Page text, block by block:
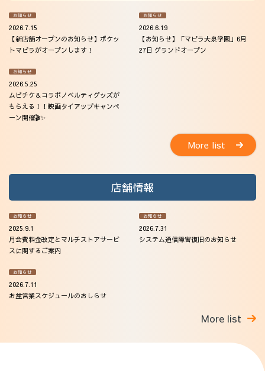
お知らせ
2026.7.15
【新店舗オープンのお知らせ】ポケッ
トマピラがオープンします！
お知らせ
2026.6.19
【お知らせ】「マピラ大泉学園」6月
27日 グランドオープン
お知らせ
2026.5.25
ムビチケ＆コラボノベルティグッズが
もらえる！！映画タイアップキャンペ
ーン開催🎬✨
More list
店舗情報
お知らせ
2025.9.1
月会費料金改定とマルチストアサービ
スに関するご案内
お知らせ
2026.7.31
システム通信障害復旧のお知らせ
お知らせ
2026.7.11
お盆営業スケジュールのおしらせ
More list